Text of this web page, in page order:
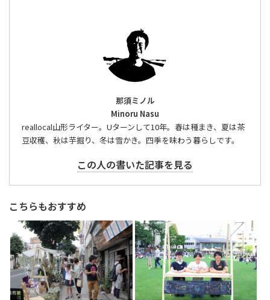
那須ミノル
Minoru Nasu
reallocal山形ライター。Uターンして10年。春は種まき、夏は茶
豆収穫、秋は芋掘り、冬は雪かき。四季を味わう暮らしです。
この人の書いた記事を見る
こちらもおすすめ